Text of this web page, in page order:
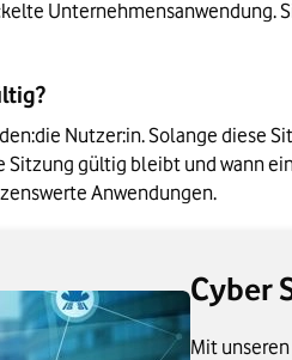
Nutzer:in. Solange diese
gültig bleibt und wann
Anwendungen.
Cyber
Mit